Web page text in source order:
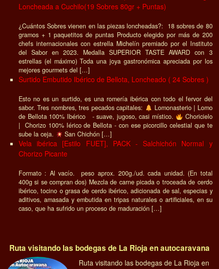
Loncheada a Cuchilo(19 Sobres 80gr + Puntas)
¿Cuántos Sobres vienen en las piezas loncheadas?: 18 sobres de 80
gramos + 1 paquetitos de puntas Producto elegido por más de 200
chefs internacionales con estrella Michelín premiado por el Instituto
del Sabor en 2023. Medalla SUPERIOR TASTE AWARD con 3
estrellas (el máximo) Toda una joya gastronómica apreciada por los
mejores gourmets del […]
Surtido Embutido Ibérico de Bellota, Loncheado ( 24 Sobres )
Esto no es un surtido, es una romería ibérica con todo el fervor del
sabor. Tres nombres, tres pecados capitales:
Lomonasterio | Lomo
de Bellota 100% Ibérico - suave, jugoso, casi místico.
Choricielo
| Chorizo 100% Iérico de Bellota - con ese picorcillo celestial que te
sube la ceja.
San Chichón […]
Vela ibérica [Estilo FUET], PACK - Salchichón Normal y
Chorizo Picante
Formato : Al vacío. peso aprox. 200g./ud. cada unidad. (En total
400g si se compran dos) Mezcla de carne picada o troceada de cerdo
ibérico, tocino o grasa de cerdo ibérico, adicionada de sal, especias y
aditivos, amasada y embutida en tripas naturales o artificiales, en su
caso, que ha sufrido un proceso de maduración […]
Ruta visitando las bodegas de La Rioja en autocaravana
Ruta visitando las bodegas de La Rioja en